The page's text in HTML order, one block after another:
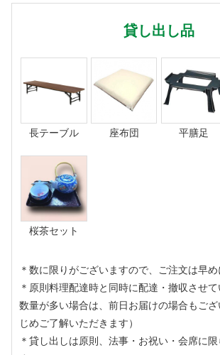
貸し出し品
長テーブル 座布団 平膳足
桜茶セット
＊数に限りがございますので、ご注文は早め
＊原則料理配達時と同時に配達・撤収させて
数量が多い場合は、前日お届けの場合もご
じめご了解いただきます）
＊貸し出しは原則、法事・お祝い・会席に